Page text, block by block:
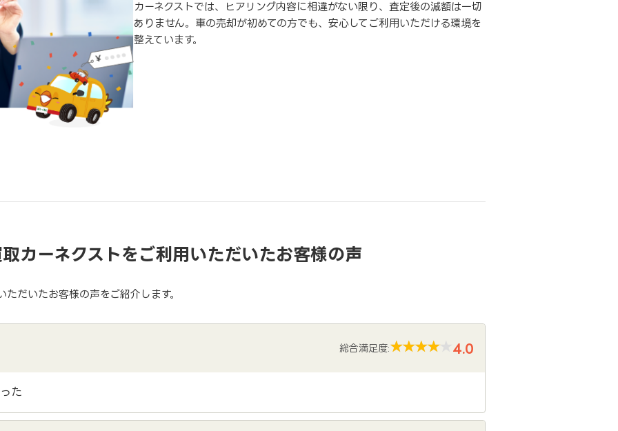
カーネクストでは、ヒアリング内容に相違がない限り、査定後の減額は一切
ありません。車の売却が初めての方でも、安心してご利用いただける環境を
整えています。
カーネクストをご利用いただいたお客様の声
だいたお客様の声をご紹介します。
総合満足度: 4.0
た